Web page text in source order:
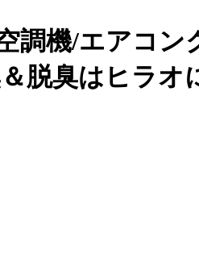
調機/エアコ
脱臭はヒラ